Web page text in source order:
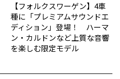
【フォルクスワーゲン】4車
種に「プレミアムサウンドエ
ディション」登場！ ハーマ
ン・カルドンなど上質な音響
を楽しむ限定モデル